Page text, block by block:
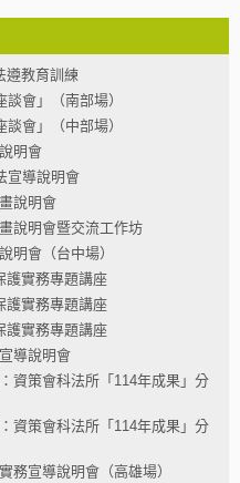
遵教育訓練
會」（南部場）
會」（中部場）
明會
宣導說明會
說明會
說明會暨交流工作坊
明會（台中場）
護實務專題講座
護實務專題講座
護實務專題講座
導說明會
資策會科法所「114年成果」分
資策會科法所「114年成果」分
務宣導說明會（高雄場）